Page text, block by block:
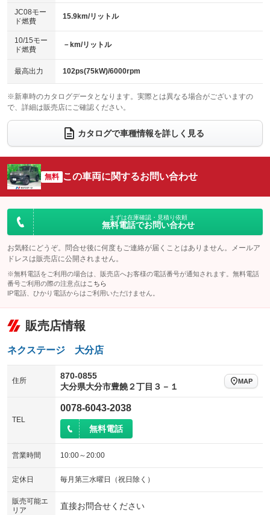
電動格納ミラー
：装備あり
ローダウン
：装備なし
ベンチシート
：装備なし
チップアップシート
：装備なし
電動格納サードシート
：装備なし シートヒーター
：装備あり
ウォークスルー
電動リアゲート フロントカメラ
：装備なし
シートエアコン
：装備なし 全周囲カメラ
：装備なし
サイドカメラ
：装備なし ルーフレール
：装備なし
エアサスペンション ヘッドライトウォッシャー
JC08モー
ド燃費
15.9km/リットル
10/15モー
ド燃費
－km/リットル
最高出力 102ps(75kW)/6000rpm
※新車時のカタログデータとなります。実際とは異なる場合がございますの
で、詳細は販売店にご確認ください。
カタログで車種情報を詳しく見る
無料 この車両に関するお問い合わせ
まずは在庫確認・見積り依頼
無料電話でお問い合わせ
お気軽にどうぞ。問合せ後に何度もご連絡が届くことはありません。メールア
ドレスは販売店に公開されません。
※無料電話をご利用の場合は、販売店へお客様の電話番号が通知されます。無料電話
番号ご利用の際の注意点は こちら
IP電話、ひかり電話からはご利用いただけません。
販売店情報
ネクステージ 大分店
住所
870-0855
大分県大分市豊饒２丁目３－１
MAP
TEL
0078-6043-2038
無料電話
営業時間 10:00～20:00
定休日 毎月第三水曜日（祝日除く）
販売可能エ
リア
直接お問合せください